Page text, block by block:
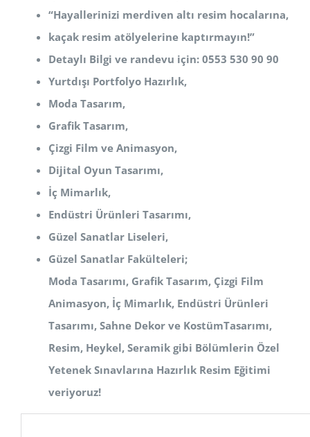
“Hayallerinizi merdiven altı resim hocalarına,
kaçak resim atölyelerine kaptırmayın!”
Detaylı Bilgi ve randevu için: 0553 530 90 90
Yurtdışı Portfolyo Hazırlık,
Moda Tasarım,
Grafik Tasarım,
Çizgi Film ve Animasyon,
Dijital Oyun Tasarımı,
İç Mimarlık,
Endüstri Ürünleri Tasarımı,
Güzel Sanatlar Liseleri,
Güzel Sanatlar Fakülteleri;
Moda Tasarımı, Grafik Tasarım, Çizgi Film
Animasyon, İç Mimarlık, Endüstri Ürünleri
Tasarımı, Sahne Dekor ve KostümTasarımı,
Resim, Heykel, Seramik gibi Bölümlerin Özel
Yetenek Sınavlarına Hazırlık Resim Eğitimi
veriyoruz!